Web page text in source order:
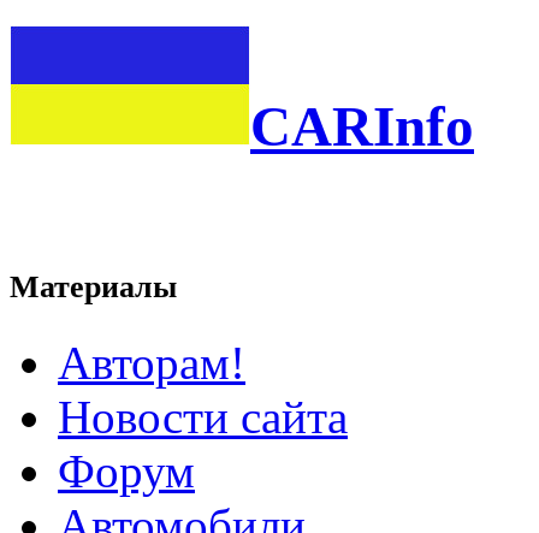
CARInfo
Материалы
Авторам!
Новости сайта
Форум